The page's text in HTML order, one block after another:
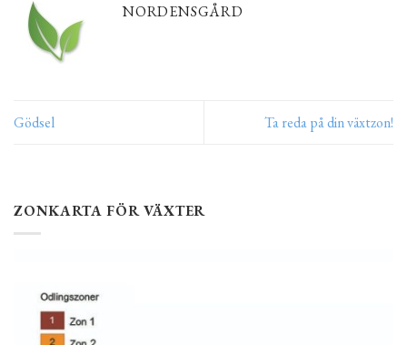
NORDENSGÅRD
Gödsel Ta reda på din växtzon!
ZONKARTA FÖR VÄXTER